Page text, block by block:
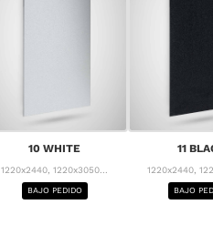
10 WHITE
1220x2440, 1220x3050...
BAJO PEDIDO
11
1220x2440,
BAJO